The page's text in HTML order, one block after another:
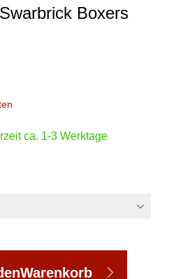
Boxers
ca. 1-3 Werktage
Warenkorb